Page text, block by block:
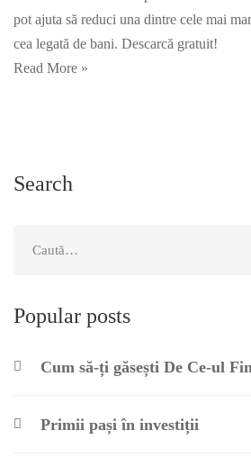
pot ajuta să reduci una dintre cele mai
cea legată de bani. Descarcă gratuit!
Read More »
Search
Popular posts
Cum să-ți găsești De Ce-ul
Primii pași în investiții